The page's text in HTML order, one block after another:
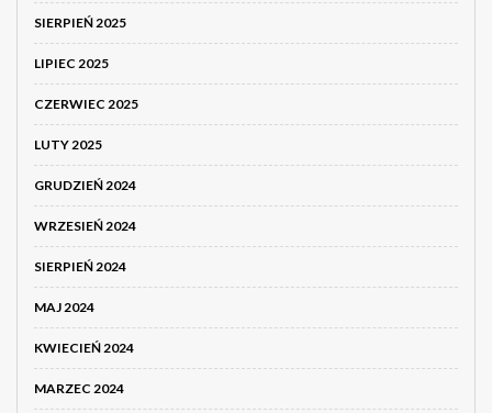
SIERPIEŃ 2025
LIPIEC 2025
CZERWIEC 2025
LUTY 2025
GRUDZIEŃ 2024
WRZESIEŃ 2024
SIERPIEŃ 2024
MAJ 2024
KWIECIEŃ 2024
MARZEC 2024